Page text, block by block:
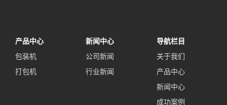
产品中心
包装机
打包机
新闻中心
公司新闻
行业新闻
导航栏目
关于我们
产品中心
新闻中心
成功案例